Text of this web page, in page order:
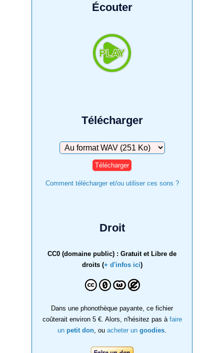
Écouter
Télécharger
Télécharger
Comment télécharger et/ou utiliser ces sons ?
Droit
CC0 (domaine public) : Gratuit et Libre de
droits (+ d'infos ici)
Dans une phonothèque payante, ce fichier
coûterait environ 5 €. Alors, n'hésitez pas à faire
un petit don , ou acheter un goodies